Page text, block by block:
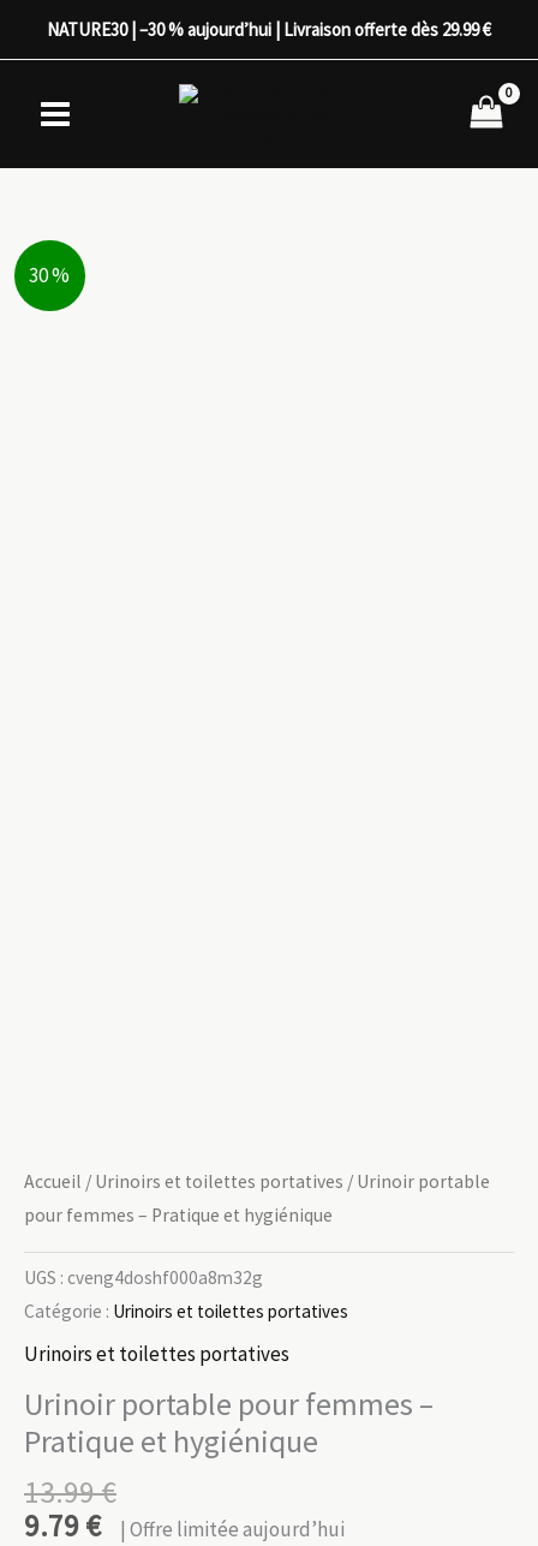
NATURE30 | –30 % aujourd’hui | Livraison offerte dès 29.99 €
30 %
Accueil / Urinoirs et toilettes portatives / Urinoir portable
pour femmes – Pratique et hygiénique
UGS : cveng4doshf000a8m32g
Catégorie : Urinoirs et toilettes portatives
Urinoirs et toilettes portatives
Urinoir portable pour femmes –
Pratique et hygiénique
13.99€
9.79€
| Offre limitée aujourd’hui